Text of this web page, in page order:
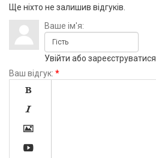
Ще ніхто не залишив відгуків.
Ваше ім'я:
Увійти або зареєструватися
Ваш відгук: *



